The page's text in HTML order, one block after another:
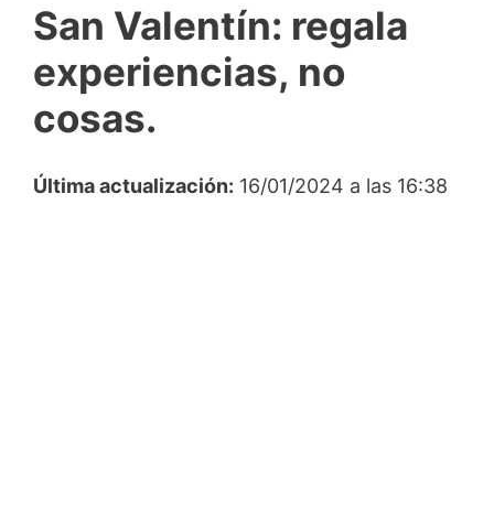
San Valentín: regala
experiencias, no
cosas.
Última actualización: 16/01/2024 a las 16:38